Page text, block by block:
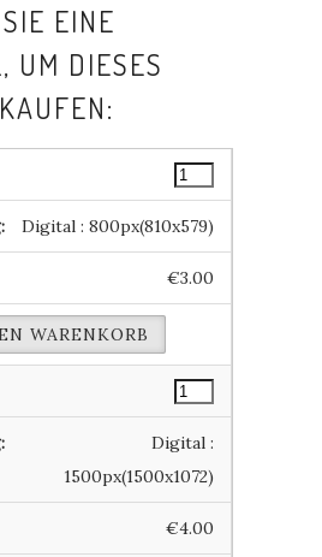
EINE
UM DIESES
Digital : 800px(810x579)
€3.00
WARENKORB
Digital :
1500px(1500x1072)
€4.00